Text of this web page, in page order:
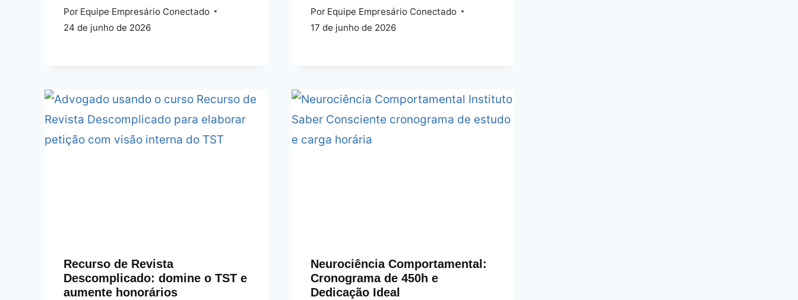
Por Equipe Empresário Conectado
24 de junho de 2026
Por Equipe Empresário Conectado
17 de junho de 2026
Recurso de Revista
Descomplicado: domine o TST e
aumente honorários
Neurociência Comportamental:
Cronograma de 450h e
Dedicação Ideal